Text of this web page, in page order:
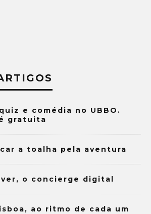
e comédia no UBBO.
gratuita
a toalha pela aventura
o concierge digital
ao ritmo de cada um